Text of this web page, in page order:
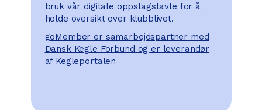
bruk vår digitale oppslagstavle for å
holde oversikt over klubblivet.
goMember er samarbejdspartner med
Dansk Kegle Forbund og er leverandør
af Kegleportalen